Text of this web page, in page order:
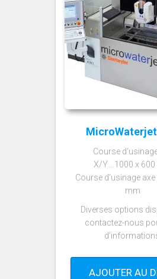
Course
X/Y….1000 x
Course d‘usinage
mm
Diverses options
contactez-nous
AJOUTER AU